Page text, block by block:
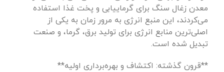
معدن زغال سنگ برای گرماییابی و پخت غذا استفاده
می‌کردند، این منبع انرژی به مرور زمان به یکی از
اصلی‌ترین منابع انرژی برای تولید برق، گرما، و صنعت
تبدیل شده است.
**قرون گذشته: اکتشاف و بهره‌برداری اولیه**